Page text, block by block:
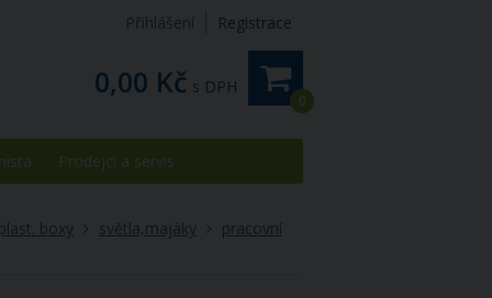
Přihlášení Registrace
0
0,00 Kč s DPH
Prodejci a servis
boxy světla,majáky pracovní